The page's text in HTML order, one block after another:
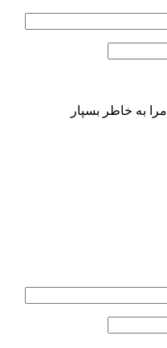
مرا به خاطر بسپار